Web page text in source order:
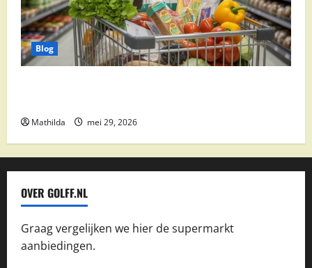
Blog
Mathilda mei 29, 2026
OVER GOLFF.NL
Graag vergelijken we hier de supermarkt
aanbiedingen.